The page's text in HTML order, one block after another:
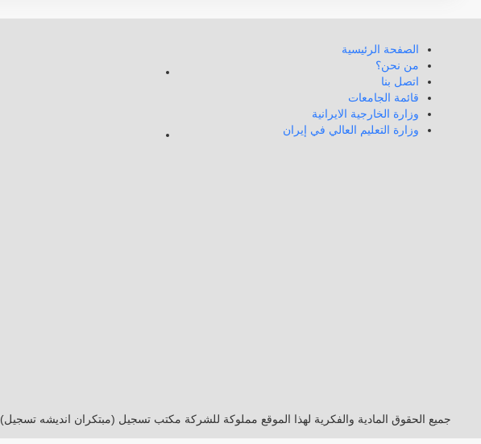
الصفحة الرئيسية
من نحن؟
اتصل بنا
قائمة الجامعات
وزارة الخارجية الايرانية
وزارة التعليم العالي في إيران
جميع الحقوق المادية والفكرية لهذا الموقع مملوكة للشركة مكتب تسجيل (مبتکران اندیشه تسجیل)